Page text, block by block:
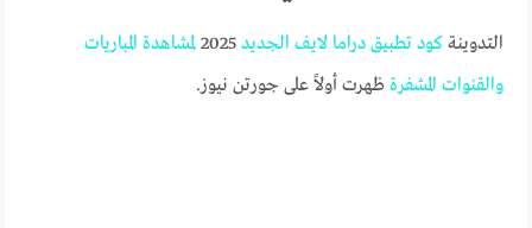
التدوينةكود تطبيق دراما لايف الجديد 2025 لمشاهدة المباريات
والقنوات المشفرة ظهرت أولاً على جورتن نيوز.